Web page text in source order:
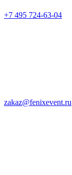
+7 495 724-63-04
zakaz@fenixevent.ru